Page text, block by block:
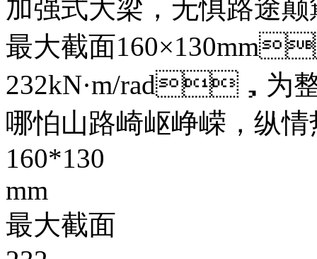
加强式大梁，无惧路途
最大截面
232kN·m/rad，为整
哪怕山路崎岖峥嵘，纵
160*130
mm
最大截面